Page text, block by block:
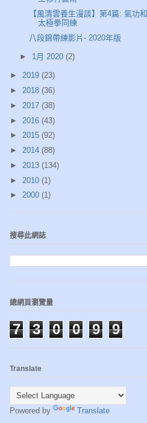
【風清雲養生漫談】第4篇: 氣功和
太極拳同練
八段錦帶練影片- 2020年版
► 1月 2020 (2)
► 2019 (23)
► 2018 (36)
► 2017 (38)
► 2016 (43)
► 2015 (92)
► 2014 (88)
► 2013 (134)
► 2010 (1)
► 2000 (1)
搜尋此網誌
總網頁瀏覽量
7 3 0 0 9 9
Translate
Powered by Translate